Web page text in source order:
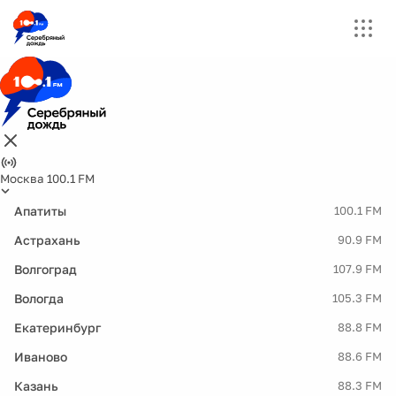
Москва 100.1 FM
Апатиты 100.1 FM
Астрахань 90.9 FM
Волгоград 107.9 FM
Вологда 105.3 FM
Екатеринбург 88.8 FM
Иваново 88.6 FM
Казань 88.3 FM